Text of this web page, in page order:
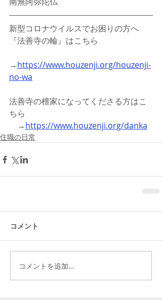
新型コロナウイルスでお困りの方へ
『法善寺の輪』はこちら
→https://www.houzenji.org/houzenji-
no-wa
法善寺の檀家になってくださる方はこ
ちら
→https://www.houzenji.org/danka
住職の日常
コメント
コメントを追加…